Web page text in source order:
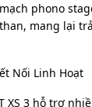
phono
mang lại
Nối Linh Hoạt
XS 3 hỗ trợ